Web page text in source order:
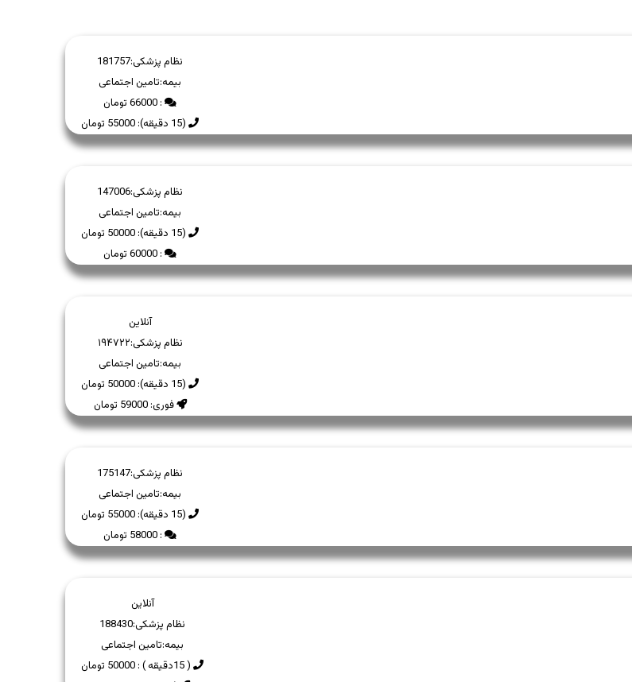
نظام پزشکی:181757
بیمه:تامین اجتماعی
: 66000 تومان
(15 دقیقه): 55000 تومان
نظام پزشکی:147006
بیمه:تامین اجتماعی
(15 دقیقه): 50000 تومان
: 60000 تومان
آنلاین
نظام پزشکی:۱۹۴۷۲۲
بیمه:تامین اجتماعی
(15 دقیقه): 50000 تومان
فوری: 59000 تومان
نظام پزشکی:175147
بیمه:تامین اجتماعی
(15 دقیقه): 55000 تومان
: 58000 تومان
آنلاین
نظام پزشکی:188430
بیمه:تامین اجتماعی
( 15دقیقه ) : 50000 تومان